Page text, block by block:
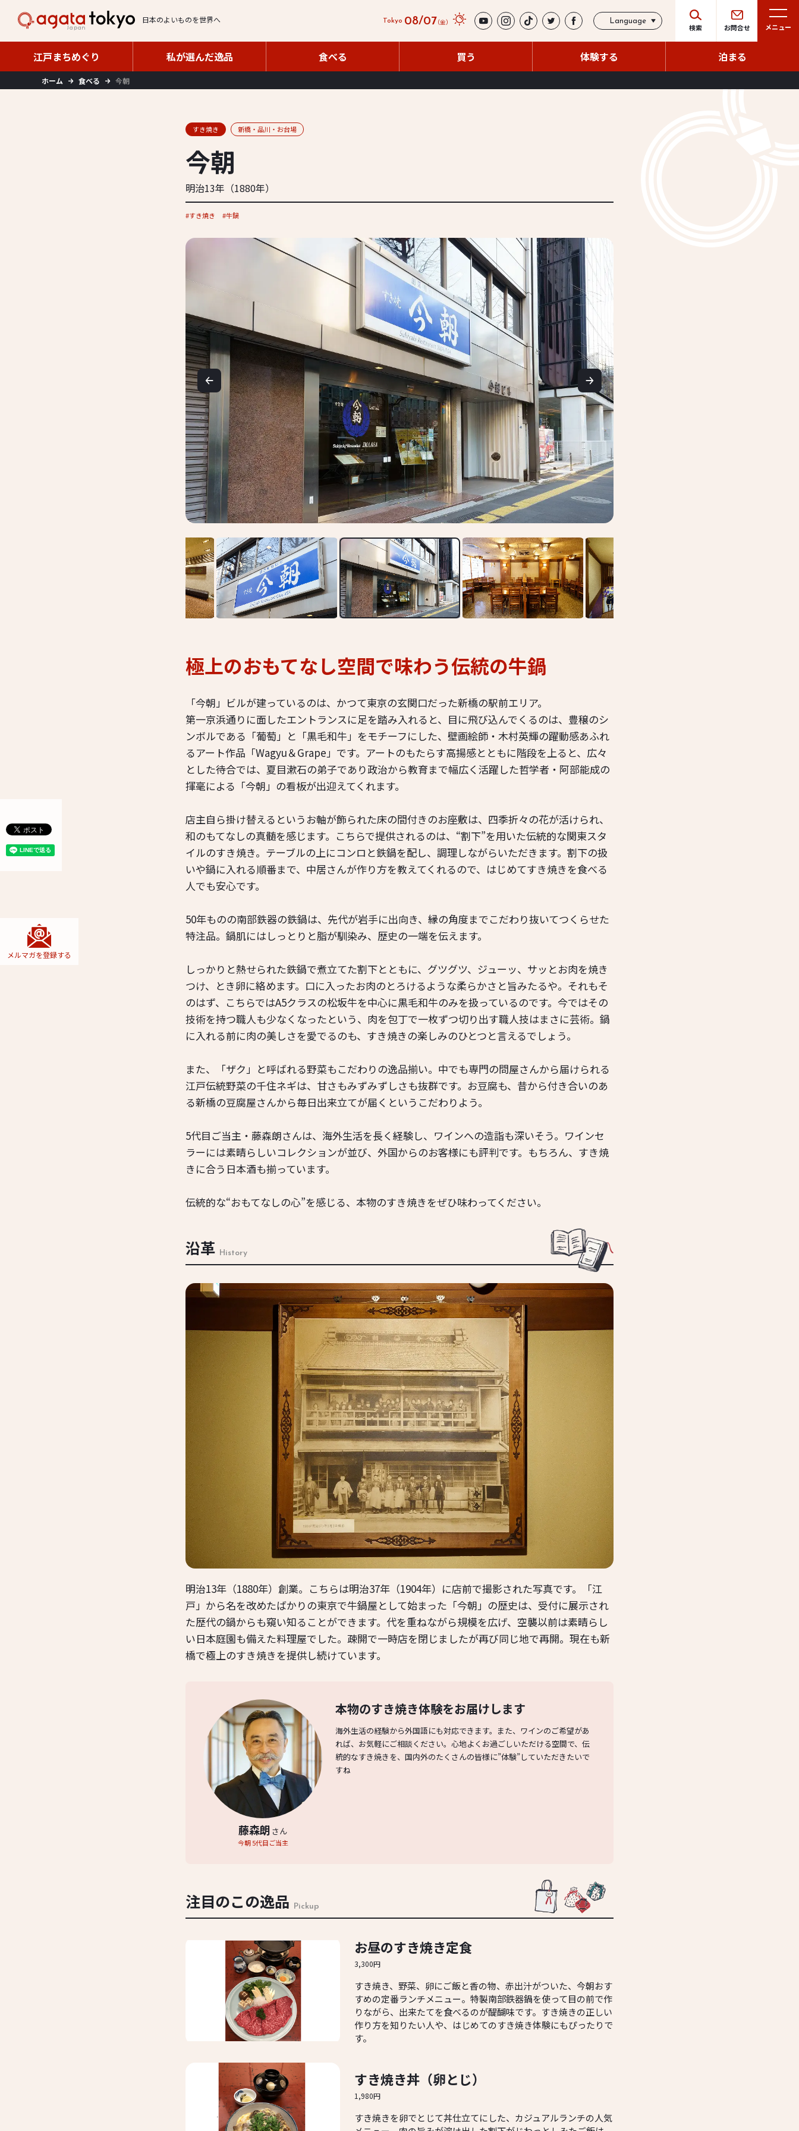
日本のよいものを世界へ
検索 お問合せ メニュー
江戸まちめぐり
江戸まちめぐり
私が選んだ逸品
私が選んだ逸品
食べる
食べる
買う
買う
体験する
体験する
泊まる
泊まる
Tokyo 08/07（金） Language
メルマガを登録する
ホーム 食べる 今朝
すき焼き 新橋・品川・お台場
今朝
明治13年（1880年）
すき焼き 牛鍋
極上のおもてなし空間で味わう伝統の牛鍋
「今朝」ビルが建っているのは、かつて東京の玄関口だった新橋の駅前エリア。
第一京浜通りに面したエントランスに足を踏み入れると、目に飛び込んでくるのは、豊穣のシ
ンボルである「葡萄」と「黒毛和牛」をモチーフにした、壁画絵師・木村英輝の躍動感あふれ
るアート作品「Wagyu＆Grape」です。アートのもたらす高揚感とともに階段を上ると、広々
とした待合では、夏目漱石の弟子であり政治から教育まで幅広く活躍した哲学者・阿部能成の
揮毫による「今朝」の看板が出迎えてくれます。
店主自ら掛け替えるというお軸が飾られた床の間付きのお座敷は、四季折々の花が活けられ、
和のもてなしの真髄を感じます。こちらで提供されるのは、“割下”を用いた伝統的な関東スタ
イルのすき焼き。テーブルの上にコンロと鉄鍋を配し、調理しながらいただきます。割下の扱
いや鍋に入れる順番まで、中居さんが作り方を教えてくれるので、はじめてすき焼きを食べる
人でも安心です。
50年ものの南部鉄器の鉄鍋は、先代が岩手に出向き、縁の角度までこだわり抜いてつくらせた
特注品。鍋肌にはしっとりと脂が馴染み、歴史の一端を伝えます。
しっかりと熱せられた鉄鍋で煮立てた割下とともに、グツグツ、ジューッ、サッとお肉を焼き
つけ、とき卵に絡めます。口に入ったお肉のとろけるような柔らかさと旨みたるや。それもそ
のはず、こちらではA5クラスの松坂牛を中心に黒毛和牛のみを扱っているのです。今ではその
技術を持つ職人も少なくなったという、肉を包丁で一枚ずつ切り出す職人技はまさに芸術。鍋
に入れる前に肉の美しさを愛でるのも、すき焼きの楽しみのひとつと言えるでしょう。
また、「ザク」と呼ばれる野菜もこだわりの逸品揃い。中でも専門の問屋さんから届けられる
江戸伝統野菜の千住ネギは、甘さもみずみずしさも抜群です。お豆腐も、昔から付き合いのあ
る新橋の豆腐屋さんから毎日出来立てが届くというこだわりよう。
5代目ご当主・藤森朗さんは、海外生活を長く経験し、ワインへの造詣も深いそう。ワインセ
ラーには素晴らしいコレクションが並び、外国からのお客様にも評判です。もちろん、すき焼
きに合う日本酒も揃っています。
伝統的な“おもてなしの心”を感じる、本物のすき焼きをぜひ味わってください。
沿革 History
明治13年（1880年）創業。こちらは明治37年（1904年）に店前で撮影された写真です。「江
戸」から名を改めたばかりの東京で牛鍋屋として始まった「今朝」の歴史は、受付に展示され
た歴代の鍋からも窺い知ることができます。代を重ねながら規模を広げ、空襲以前は素晴らし
い日本庭園も備えた料理屋でした。疎開で一時店を閉じましたが再び同じ地で再開。現在も新
橋で極上のすき焼きを提供し続けています。
藤森朗 さん
今朝 5代目ご当主
本物のすき焼き体験をお届けします
海外生活の経験から外国語にも対応できます。また、ワインのご希望があ
れば、お気軽にご相談ください。心地よくお過ごしいただける空間で、伝
統的なすき焼きを、国内外のたくさんの皆様に”体験”していただきたいで
すね
注目のこの逸品 Pickup
お昼のすき焼き定食
3,300円
すき焼き、野菜、卵にご飯と香の物、赤出汁がついた、今朝おす
すめの定番ランチメニュー。特製南部鉄器鍋を使って目の前で作
りながら、出来たてを食べるのが醍醐味です。すき焼きの正しい
作り方を知りたい人や、はじめてのすき焼き体験にもぴったりで
す。
すき焼き丼（卵とじ）
1,980円
すき焼きを卵でとじて丼仕立てにした、カジュアルランチの人気